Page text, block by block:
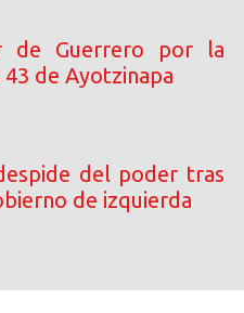
de Guerrero por la
de Ayotzinapa
del poder tras
de izquierda